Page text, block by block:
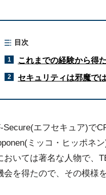
目次
1 これまでの経験から得
2 セキュリティは邪魔で
Secure(エフセキュア)で
ミッコ・ヒッポネ
おいては著名な人物で、
を得たので、その模様